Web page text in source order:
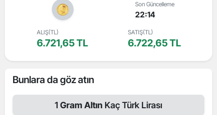
Son Güncelleme
22:14
ALIŞ(TL)
6.721,65 TL
SATIŞ(TL)
6.722,65 TL
Bunlara da göz atın
1 Gram Altın Kaç Türk Lirası